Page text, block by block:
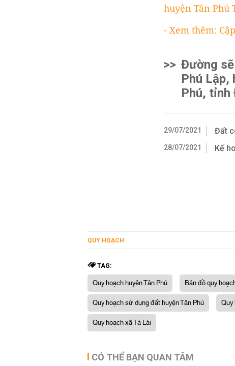
huyện Tân Phú
- Xem thêm:
>> Đường
Phú Lập,
Phú, tỉnh
29/07/2021 Đất
28/07/2021 Kế
QUY HOẠCH
TAG:
Quy hoạch huyện Tân Phú Bản đồ quy
Quy hoạch sử dụng đất huyện Tân Phú
Quy hoạch xã Tà Lài
CÓ THỂ BẠN QUAN TÂM